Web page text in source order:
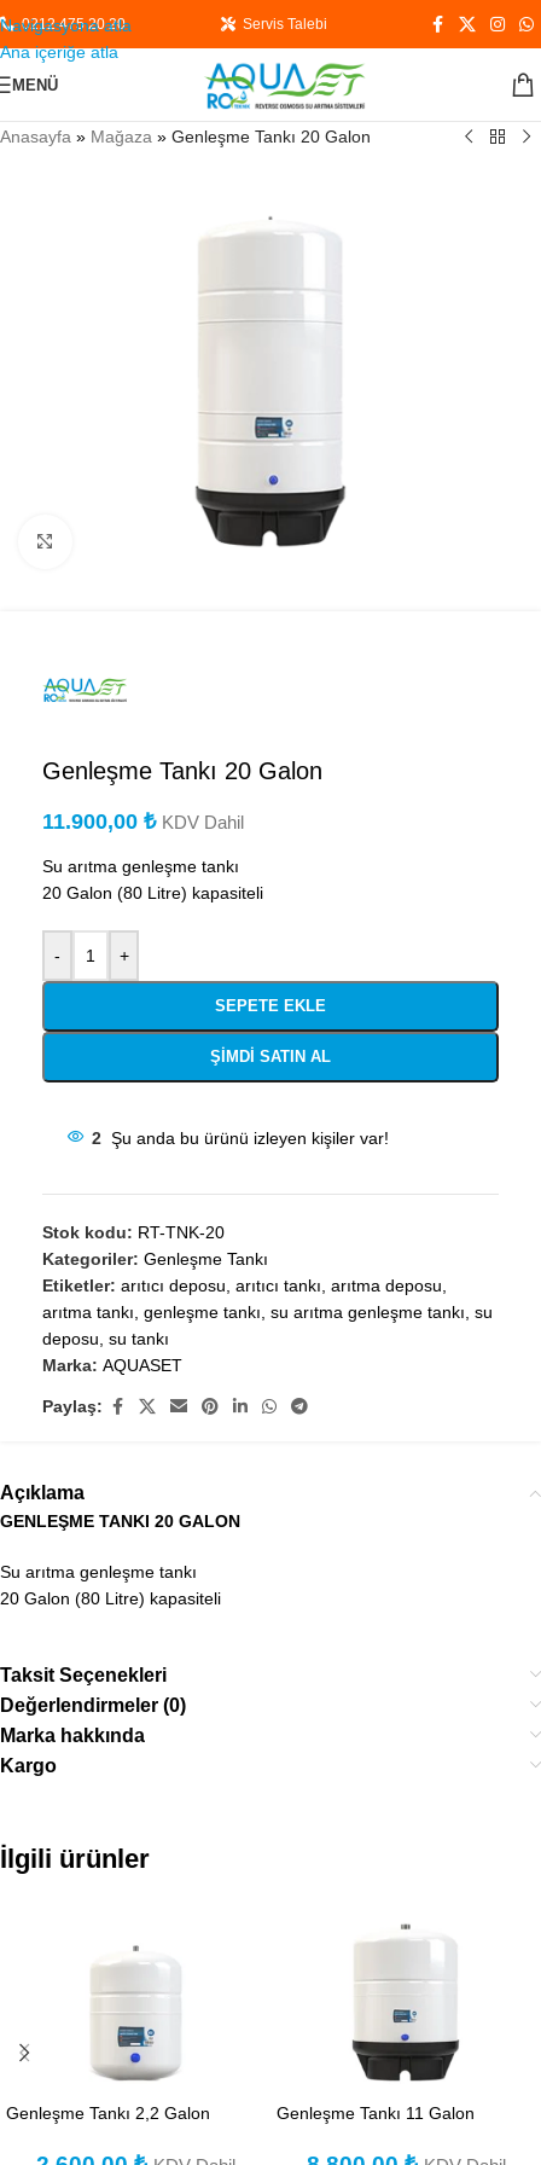
Navigasyona atla
Ana içeriğe atla
0212 475 20 20 Servis Talebi
MENÜ
Anasayfa » Mağaza » Genleşme Tankı 20 Galon
Büyütmek için tıklayın
Genleşme Tankı 20 Galon
11.900,00 ₺ KDV Dahil
Su arıtma genleşme tankı
20 Galon (80 Litre) kapasiteli
- +
SEPETE EKLE
ŞIMDI SATIN AL
2 Şu anda bu ürünü izleyen kişiler var!
Stok kodu: RT-TNK-20
Kategoriler: Genleşme Tankı
Etiketler: arıtıcı deposu arıtıcı tankı arıtma deposu
arıtma tankı genleşme tankı su arıtma genleşme tankı su
deposu su tankı
Marka: AQUASET
Paylaş:
Açıklama
GENLEŞME TANKI 20 GALON
Su arıtma genleşme tankı
20 Galon (80 Litre) kapasiteli
Taksit Seçenekleri
Değerlendirmeler (0)
Marka hakkında
Kargo
İlgili ürünler
Genleşme Tankı 2,2 Galon Genleşme Tankı 11 Galon